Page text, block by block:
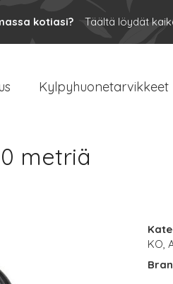
kotiasi? Täältä löydät
Kylpyhuonetarvikkeet
metriä
KO,